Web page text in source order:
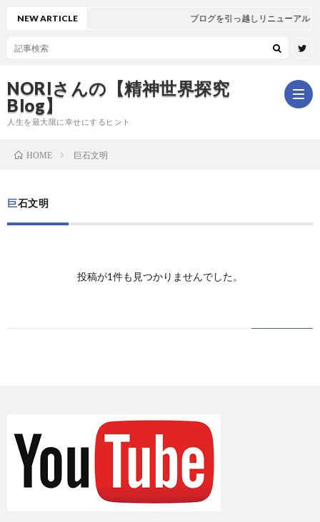
NORIさんの【精神世界探究
Blog】
人生を最大限に幸せにするヒント
に
情
て
お
NEW ARTICLE ブログを引っ越しリニューアルし
HOME 巨石文明
巨石文明
投稿が1件も見つかりませんでした。